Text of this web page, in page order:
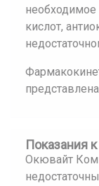
кислот,
Показания
Окювайт